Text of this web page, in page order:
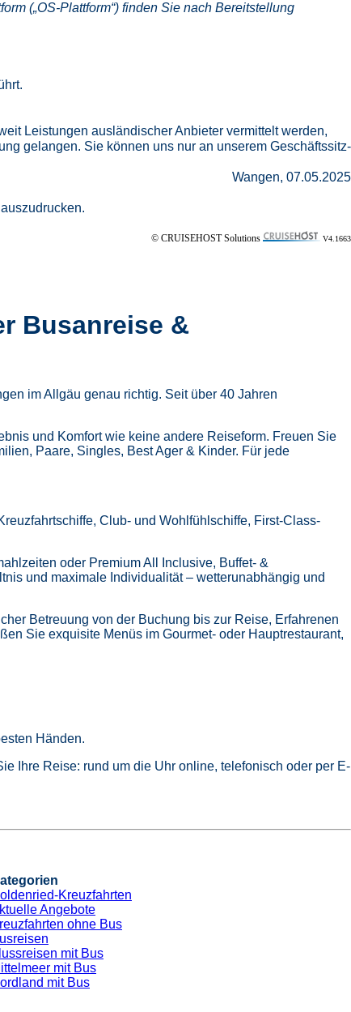
(„OS-Plattform“) finden Sie nach Bereitstellung
Leistungen ausländischer Anbieter vermittelt werden,
gelangen. Sie können uns nur an unserem Geschäftssitz-
Wangen, 07.05.2025
© CRUISEHOST Solutions V4.1663
Busanreise &
im Allgäu genau richtig. Seit über 40 Jahren
und Komfort wie keine andere Reiseform. Freuen Sie
Paare, Singles, Best Ager & Kinder. Für jede
Club- und Wohlfühlschiffe, First-Class-
oder Premium All Inclusive, Buffet- &
und maximale Individualität – wetterunabhängig und
Betreuung von der Buchung bis zur Reise, Erfahrenen
Sie exquisite Menüs im Gourmet- oder Hauptrestaurant,
Händen.
Ihre Reise: rund um die Uhr online, telefonisch oder per E-
Kreuzfahrten
Angebote
ohne Bus
mit Bus
mit Bus
mit Bus